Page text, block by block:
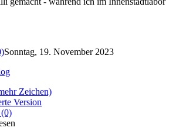
Sonntag, 19. November 2023